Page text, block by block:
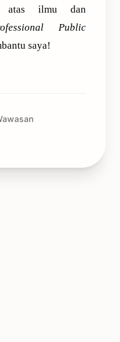
atas ilmu dan
Public
saya!